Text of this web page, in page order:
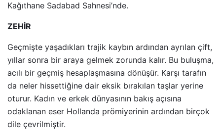
Kağıthane Sadabad Sahnesi’nde.
ZEHİR
Geçmişte yaşadıkları trajik kaybın ardından ayrılan çift,
yıllar sonra bir araya gelmek zorunda kalır. Bu buluşma,
acılı bir geçmiş hesaplaşmasına dönüşür. Karşı tarafın
da neler hissettiğine dair eksik bırakılan taşlar yerine
oturur. Kadın ve erkek dünyasının bakış açısına
odaklanan eser Hollanda prömiyerinin ardından birçok
dile çevrilmiştir.